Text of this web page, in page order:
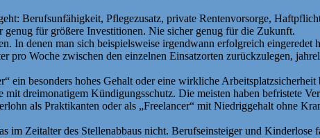
Berufsunfähigkeit, Pflegezusatz, private Rentenvorsorge,
für größere Investitionen. Nie sicher genug für die Zukunft.
In denen man sich beispielsweise irgendwann erfolgreich eingeredet
pro Woche zwischen den einzelnen Einsatzorten zurückzulegen,
ein besonders hohes Gehalt oder eine wirkliche Arbeitsplatzsicherheit
dreimonatigem Kündigungsschutz. Die meisten haben befristete
als Praktikanten oder als „Freelancer“ mit Niedriggehalt ohne
im Zeitalter des Stellenabbaus nicht. Berufseinsteiger und Kinderlose